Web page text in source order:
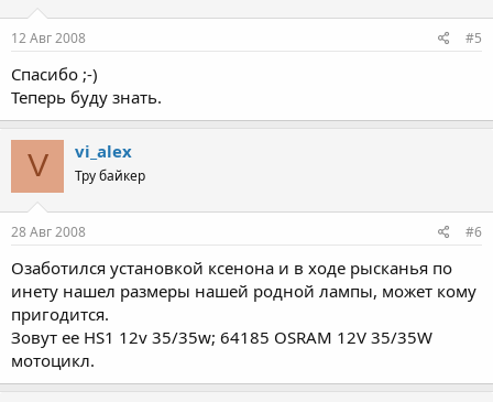
12 Авг 2008 #5
Спасибо ;-)
Теперь буду знать.
V vi_alex
Тру байкер
28 Авг 2008 #6
Озаботился установкой ксенона и в ходе рысканья по
инету нашел размеры нашей родной лампы, может кому
пригодится.
Зовут ее HS1 12v 35/35w; 64185 OSRAM 12V 35/35W
мотоцикл.